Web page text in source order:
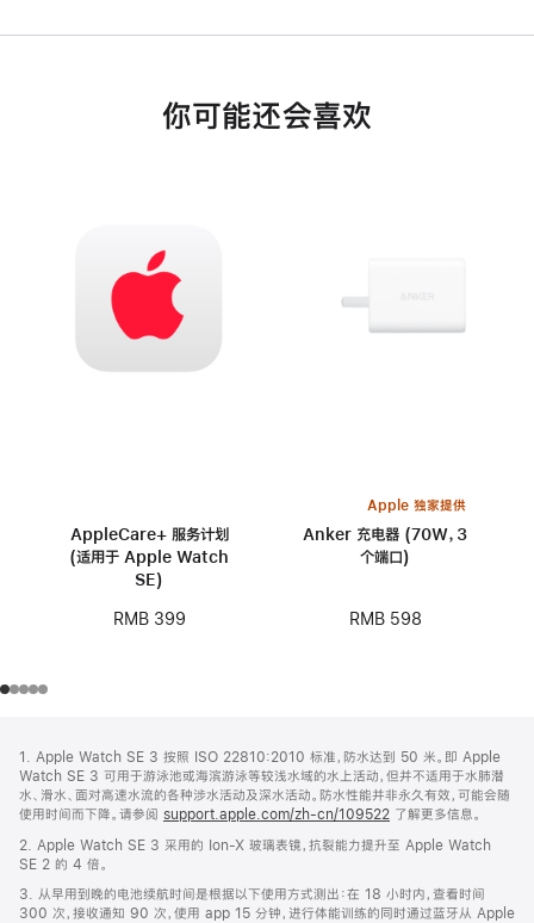
你可能还会喜欢
AppleCare+ 服务计划
(适用于 Apple Watch
SE)
RMB 399
Apple 独家提供
Anker 充电器 (70W，3
个端口)
RMB 598
页
页
脚
注
1. Apple Watch SE 3 按照 ISO 22810:2010 标准，防水达到 50 米。即 Apple
Watch SE 3 可用于游泳池或海滨游泳等较浅水域的水上活动，但并不适用于水肺潜
水、滑水、面对高速水流的各种涉水活动及深水活动。防水性能并非永久有效，可能会随
使用时间而下降。请参阅 support.apple.com/zh-cn/109522 了解更多信息。
2. Apple Watch SE 3 采用的 Ion-X 玻璃表镜，抗裂能力提升至 Apple Watch
SE 2 的 4 倍。
3. 从早用到晚的电池续航时间是根据以下使用方式测出：在 18 小时内，查看时间
300 次，接收通知 90 次，使用 app 15 分钟，进行体能训练的同时通过蓝牙从 Apple